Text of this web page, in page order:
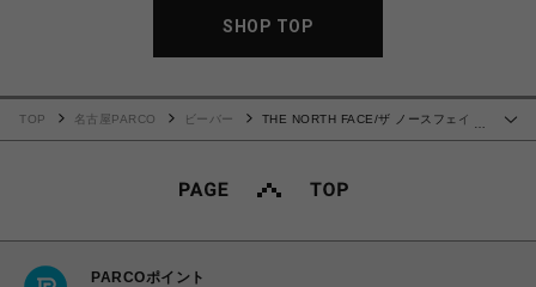
SHOP TOP
…
TOP 名古屋PARCO ビーバー
THE NORTH FACE/ザ ノースフェイ
PARCOポイント